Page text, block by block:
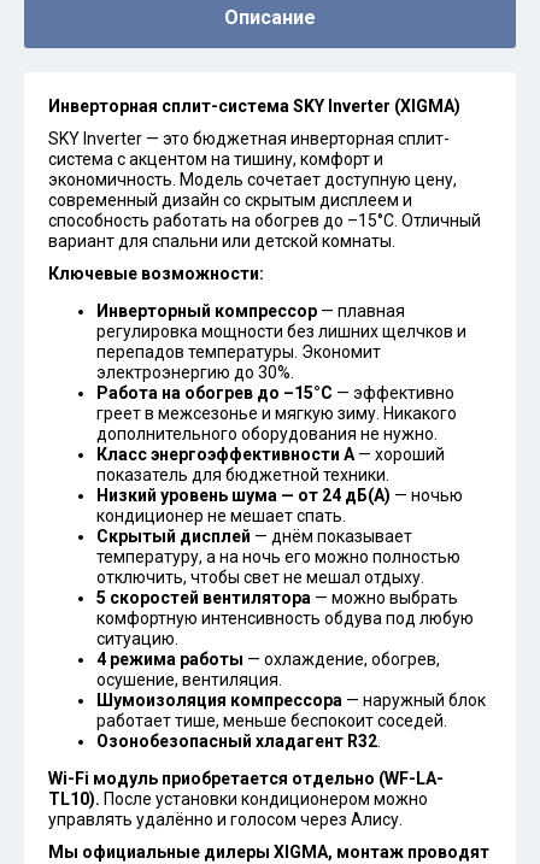
Описание
Инверторная сплит-система SKY Inverter (XIGMA)
SKY Inverter — это бюджетная инверторная сплит-
система с акцентом на тишину, комфорт и
экономичность. Модель сочетает доступную цену,
современный дизайн со скрытым дисплеем и
способность работать на обогрев до –15°С. Отличный
вариант для спальни или детской комнаты.
Ключевые возможности:
Инверторный компрессор — плавная
регулировка мощности без лишних щелчков и
перепадов температуры. Экономит
электроэнергию до 30%.
Работа на обогрев до –15°С — эффективно
греет в межсезонье и мягкую зиму. Никакого
дополнительного оборудования не нужно.
Класс энергоэффективности А — хороший
показатель для бюджетной техники.
Низкий уровень шума — от 24 дБ(А) — ночью
кондиционер не мешает спать.
Скрытый дисплей — днём показывает
температуру, а на ночь его можно полностью
отключить, чтобы свет не мешал отдыху.
5 скоростей вентилятора — можно выбрать
комфортную интенсивность обдува под любую
ситуацию.
4 режима работы — охлаждение, обогрев,
осушение, вентиляция.
Шумоизоляция компрессора — наружный блок
работает тише, меньше беспокоит соседей.
Озонобезопасный хладагент R32
Wi-Fi модуль приобретается отдельно (WF-LA-
TL10). После установки кондиционером можно
управлять удалённо и голосом через Алису.
Мы официальные дилеры XIGMA, монтаж проводят